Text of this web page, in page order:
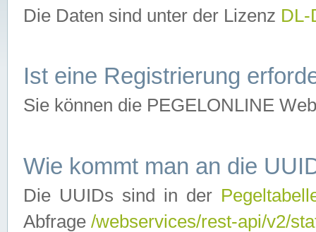
Die Daten sind unter der Lizenz
Ist eine Registrierung
Sie können die PEGELONLINE
Wie kommt man an die
Die UUIDs sind in der
Abfrage /webservices/rest-api/v2/